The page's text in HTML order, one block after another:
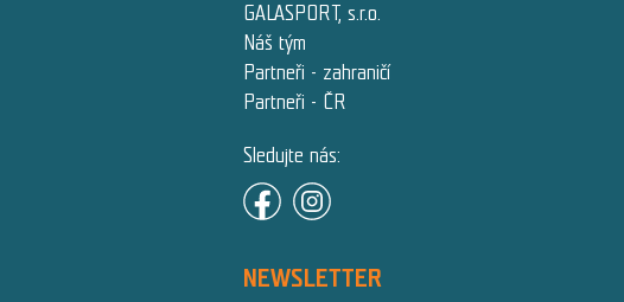
GALASPORT, s.r.o.
Náš tým
Partneři - zahraničí
Partneři - ČR
Sledujte nás:
NEWSLETTER